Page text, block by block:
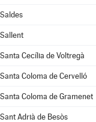
Saldes
Sallent
Santa Cecília de Voltregà
Santa Coloma de Cervelló
Santa Coloma de Gramenet
Sant Adrià de Besòs